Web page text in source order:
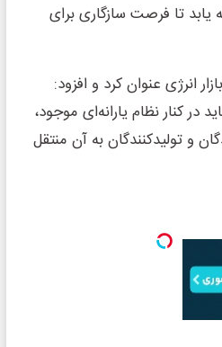
تا فرصت سازگاری برای
انرژی عنوان کرد و افزود:
در کنار نظام یارانه‌ای موجود،
و تولیدکنندگان به آن منتقل